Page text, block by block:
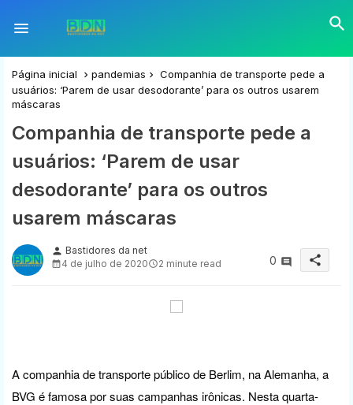
Página inicial pandemias
Companhia de transporte pede a
usuários: ‘Parem de usar desodorante’ para os outros usarem
máscaras
Companhia de transporte pede a
usuários: ‘Parem de usar
desodorante’ para os outros
usarem máscaras
person Bastidores da net
4 de julho de 2020
2 minute read 0 share
A companhia de transporte público de Berlim, na Alemanha, a
BVG é famosa por suas campanhas irônicas. Nesta quarta-